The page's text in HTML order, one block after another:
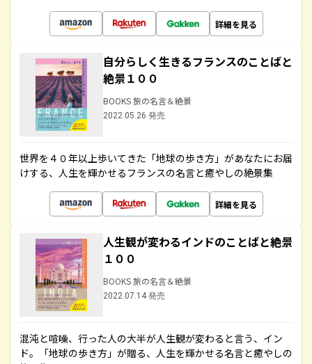
詳細を見る
自分らしく生きるフランスのことばと
絶景１００
BOOKS 旅の名言＆絶景
2022.05.26 発売
世界を４０年以上歩いてきた「地球の歩き方」があなたにお届
けする、人生を輝かせるフランスの名言と癒やしの絶景集
詳細を見る
人生観が変わるインドのことばと絶景
１００
BOOKS 旅の名言＆絶景
2022.07.14 発売
混沌と喧噪、行った人の大半が人生観が変わると言う、イン
ド。「地球の歩き方」が贈る、人生を輝かせる名言と癒やしの